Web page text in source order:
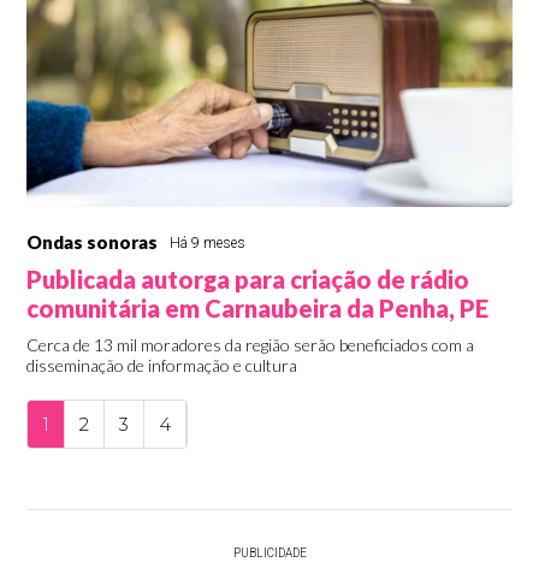
Ondas sonoras Há 9 meses
Publicada autorga para criação de rádio
comunitária em Carnaubeira da Penha, PE
Cerca de 13 mil moradores da região serão beneficiados com a
disseminação de informação e cultura
1 2 3 4
PUBLICIDADE